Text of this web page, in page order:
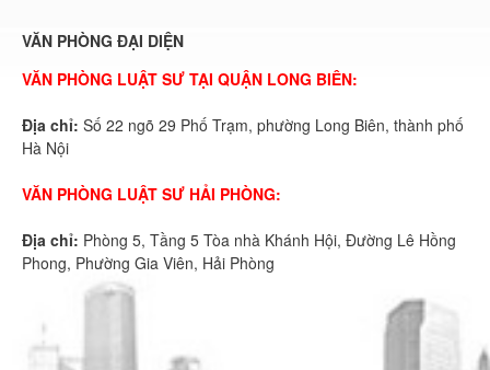
VĂN PHÒNG ĐẠI DIỆN
VĂN PHÒNG LUẬT SƯ TẠI QUẬN LONG BIÊN:
Địa chỉ: Số 22 ngõ 29 Phố Trạm, phường Long Biên, thành phố
Hà Nội
VĂN PHÒNG LUẬT SƯ HẢI PHÒNG:
Địa chỉ: Phòng 5, Tầng 5 Tòa nhà Khánh Hội, Đường Lê Hồng
Phong, Phường Gia Viên, Hải Phòng